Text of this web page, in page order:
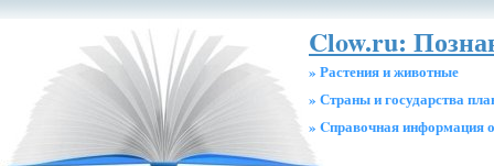
Clow.ru:
» Растения и животные
» Страны и государства
» Cправочная информация